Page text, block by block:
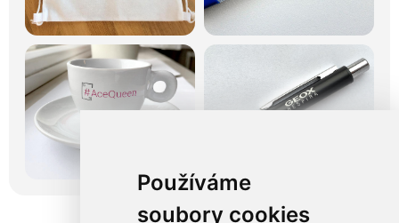
Používáme
soubory cookies